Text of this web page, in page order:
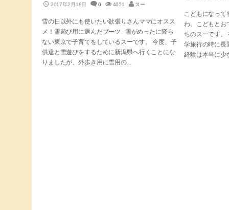
2017年2月19日 0 4051 スー
雪の日以外にも使いたい欲張りさんママにオスス
メ！雪遊び用に選んだブーツ 雪がめったに降ら
ない東京で子育てをしているスーです。 今度、子
供達と雪遊びをするために新潟県へ行くことにな
りましたが、外歩き用に雪用の...
こどもになっ
わ、こどもとお
ちのスーです。
学旅行の時に長
経験は本当に少